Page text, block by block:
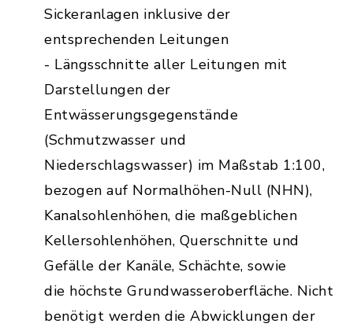
Sickeranlagen inklusive der
entsprechenden Leitungen
- Längsschnitte aller Leitungen mit
Darstellungen der
Entwässerungsgegenstände
(Schmutzwasser und
Niederschlagswasser) im Maßstab 1:100,
bezogen auf Normalhöhen-Null (NHN),
Kanalsohlenhöhen, die maßgeblichen
Kellersohlenhöhen, Querschnitte und
Gefälle der Kanäle, Schächte, sowie
die höchste Grundwasseroberfläche. Nicht
benötigt werden die Abwicklungen der